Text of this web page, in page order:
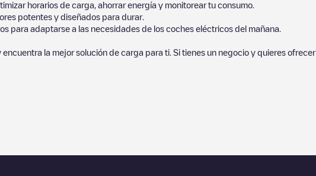
horarios de carga, ahorrar energía y monitorear tu consumo.
potentes y diseñados para durar.
para adaptarse a las necesidades de los coches eléctricos del mañana.
encuentra la mejor solución de carga para ti. Si tienes un negocio y quieres